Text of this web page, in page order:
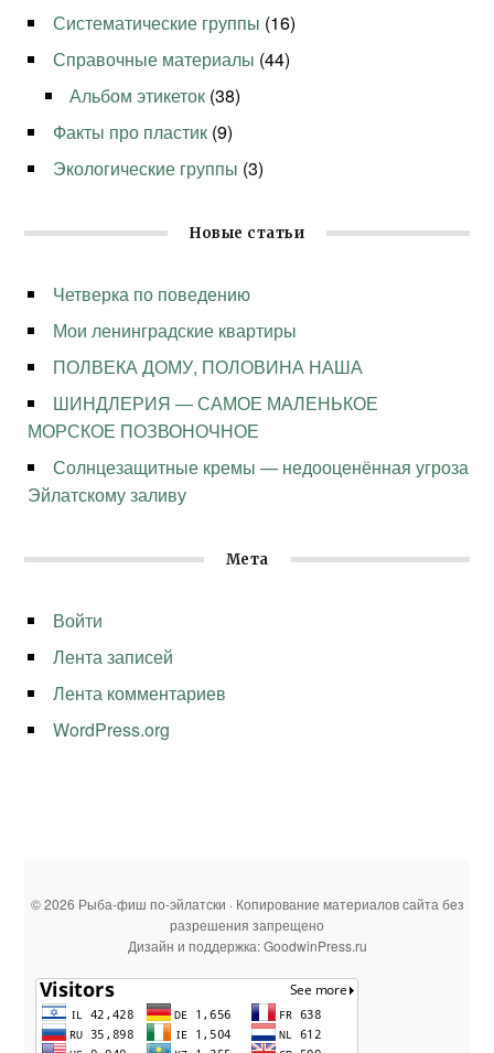
Систематические группы (16)
Справочные материалы (44)
Альбом этикеток (38)
Факты про пластик (9)
Экологические группы (3)
Новые статьи
Четверка по поведению
Мои ленинградские квартиры
ПОЛВЕКА ДОМУ, ПОЛОВИНА НАША
ШИНДЛЕРИЯ — САМОЕ МАЛЕНЬКОЕ
МОРСКОЕ ПОЗВОНОЧНОЕ
Солнцезащитные кремы — недооценённая угроза
Эйлатскому заливу
Мета
Войти
Лента записей
Лента комментариев
WordPress.org
© 2026 Рыба-фиш по-эйлатски · Копирование материалов сайта без
разрешения запрещено
Дизайн и поддержка: GoodwinPress.ru